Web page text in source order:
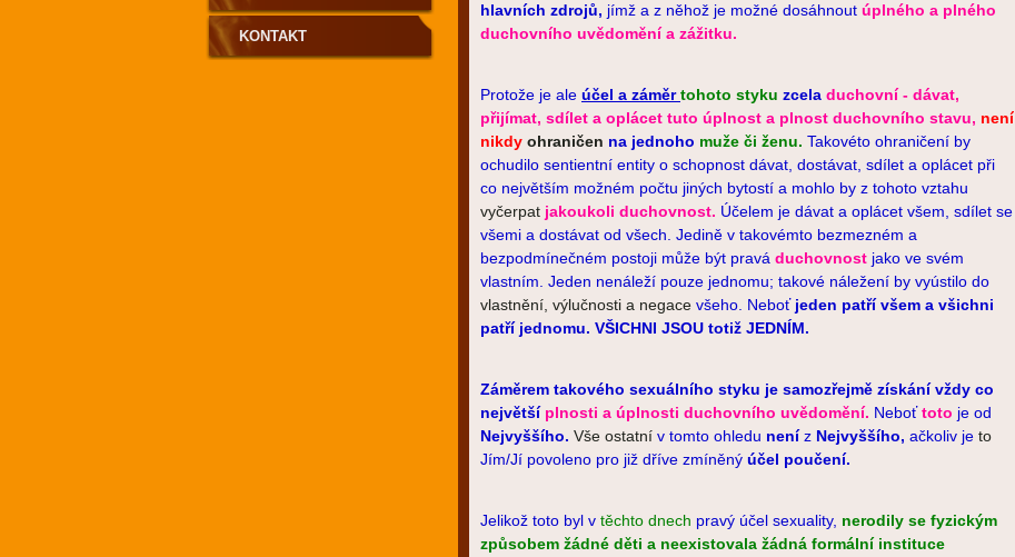
hlavních zdrojů, jímž a z něhož je možné dosáhnout úplného a plného
duchovního uvědomění a zážitku.
Protože je ale účel a záměrtohoto styku zcela duchovní - dávat,
přijímat, sdílet a oplácet tuto úplnost a plnost duchovního stavu, není
nikdy ohraničen na jednoho muže či ženu. Takovéto ohraničení by
ochudilo sentientní entity o schopnost dávat, dostávat, sdílet a oplácet při
co největším možném počtu jiných bytostí a mohlo by z tohoto vztahu
vyčerpat jakoukoli duchovnost. Účelem je dávat a oplácet všem, sdílet se
všemi a dostávat od všech. Jedině v takovémto bezmezném a
bezpodmínečném postoji může být pravá duchovnost jako ve svém
vlastním. Jeden nenáleží pouze jednomu; takové náležení by vyústilo do
vlastnění, výlučnosti a negace všeho. Neboť jeden patří všem a všichni
patří jednomu. VŠICHNI JSOU totiž JEDNÍM.
Záměrem takového sexuálního styku je samozřejmě získání vždy co
největší plnosti a úplnosti duchovního uvědomění. Neboťtoto je od
Nejvyššího. Vše ostatní v tomto ohledu neníz Nejvyššího, ačkoliv je to
Jím/Jí povoleno pro již dříve zmíněný účel poučení.
Jelikož toto byl v těchto dnech pravý účel sexuality, nerodily se fyzickým
způsobem žádné děti a neexistovala žádná formální instituce
PODPORU
KONTAKT